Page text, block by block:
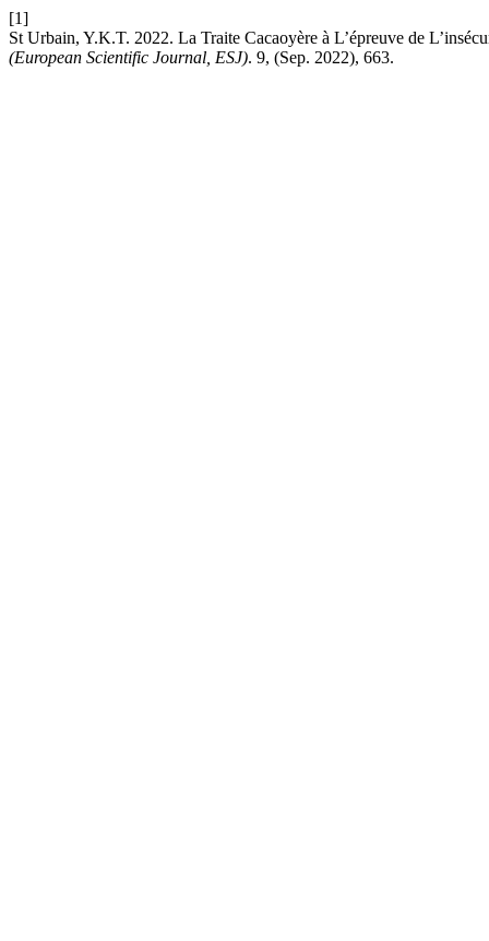
[1]
St Urbain, Y.K.T. 2022. La Traite Cacaoyère à L’épreuve de
(European Scientific Journal, ESJ). 9, (Sep. 2022), 663.